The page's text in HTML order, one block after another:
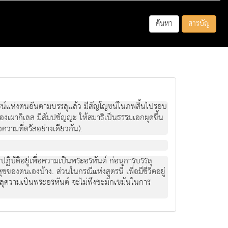
ค้นหา สารบัญ
แห่งตนอันตามบรรลุแล้ว มีสัญโญชน์ในภพสิ้นไปรอบ
งเผากิเลส มีสัมปชัญญะ ให้สมาธิเป็นธรรมเอกผุดขึ้น
วามที่ตรัสอย่างเดียวกัน).
บัติอยู่เพื่อความเป็นพระอรหันต์ ก่อนการบรรลุ
ของตนเองบ้าง. ส่วนในกรณีแห่งสูตรนี้ เพื่อมีชีวิตอยู่
ามเป็นพระอรหันต์ จะไม่พึงขะมักเขม้นในการ